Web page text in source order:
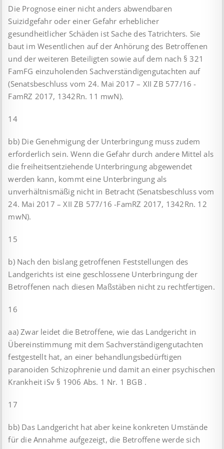
Die Prognose einer nicht anders abwendbaren
Suizidgefahr oder einer Gefahr erheblicher
gesundheitlicher Schäden ist Sache des Tatrichters. Sie
baut im Wesentlichen auf der Anhörung des Betroffenen
und der weiteren Beteiligten sowie auf dem nach § 321
FamFG einzuholenden Sachverständigengutachten auf
(Senatsbeschluss vom 24. Mai 2017 – XII ZB 577/16 -
FamRZ 2017, 1342Rn. 11 mwN).
14
bb) Die Genehmigung der Unterbringung muss zudem
erforderlich sein. Wenn die Gefahr durch andere Mittel als
die freiheitsentziehende Unterbringung abgewendet
werden kann, kommt eine Unterbringung als
unverhältnismäßig nicht in Betracht (Senatsbeschluss vom
24. Mai 2017 – XII ZB 577/16 -FamRZ 2017, 1342Rn. 12
mwN).
15
b) Nach den bislang getroffenen Feststellungen des
Landgerichts ist eine geschlossene Unterbringung der
Betroffenen nach diesen Maßstäben nicht zu rechtfertigen.
16
aa) Zwar leidet die Betroffene, wie das Landgericht in
Übereinstimmung mit dem Sachverständigengutachten
festgestellt hat, an einer behandlungsbedürftigen
paranoiden Schizophrenie und damit an einer psychischen
Krankheit iSv § 1906 Abs. 1 Nr. 1 BGB .
17
bb) Das Landgericht hat aber keine konkreten Umstände
für die Annahme aufgezeigt, die Betroffene werde sich